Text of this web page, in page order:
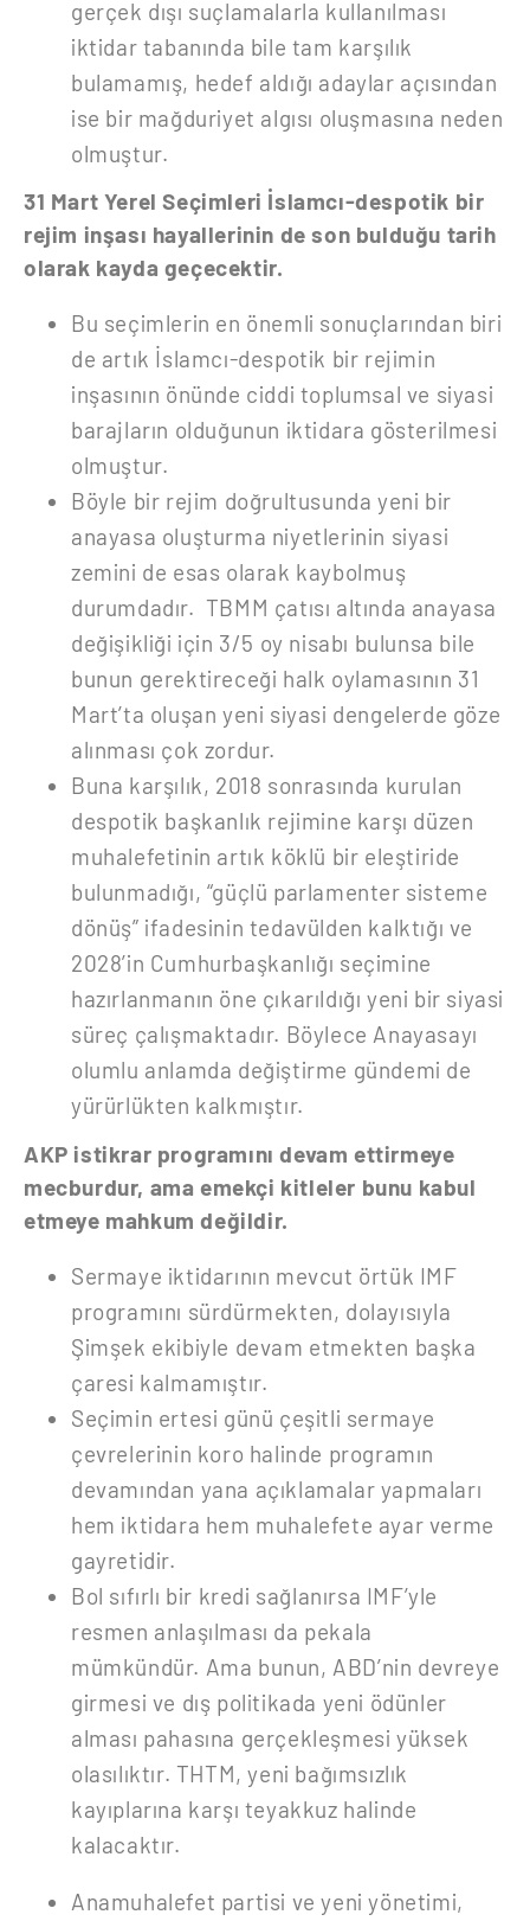
gerçek dışı suçlamalarla kullanılması
iktidar tabanında bile tam karşılık
bulamamış, hedef aldığı adaylar açısından
ise bir mağduriyet algısı oluşmasına neden
olmuştur.
31 Mart Yerel Seçimleri İslamcı-despotik bir
rejim inşası hayallerinin de son bulduğu tarih
olarak kayda geçecektir.
Bu seçimlerin en önemli sonuçlarından biri
de artık İslamcı-despotik bir rejimin
inşasının önünde ciddi toplumsal ve siyasi
barajların olduğunun iktidara gösterilmesi
olmuştur.
Böyle bir rejim doğrultusunda yeni bir
anayasa oluşturma niyetlerinin siyasi
zemini de esas olarak kaybolmuş
durumdadır. TBMM çatısı altında anayasa
değişikliği için 3/5 oy nisabı bulunsa bile
bunun gerektireceği halk oylamasının 31
Mart’ta oluşan yeni siyasi dengelerde göze
alınması çok zordur.
Buna karşılık, 2018 sonrasında kurulan
despotik başkanlık rejimine karşı düzen
muhalefetinin artık köklü bir eleştiride
bulunmadığı, “güçlü parlamenter sisteme
dönüş” ifadesinin tedavülden kalktığı ve
2028’in Cumhurbaşkanlığı seçimine
hazırlanmanın öne çıkarıldığı yeni bir siyasi
süreç çalışmaktadır. Böylece Anayasayı
olumlu anlamda değiştirme gündemi de
yürürlükten kalkmıştır.
AKP istikrar programını devam ettirmeye
mecburdur, ama emekçi kitleler bunu kabul
etmeye mahkum değildir.
Sermaye iktidarının mevcut örtük IMF
programını sürdürmekten, dolayısıyla
Şimşek ekibiyle devam etmekten başka
çaresi kalmamıştır.
Seçimin ertesi günü çeşitli sermaye
çevrelerinin koro halinde programın
devamından yana açıklamalar yapmaları
hem iktidara hem muhalefete ayar verme
gayretidir.
Bol sıfırlı bir kredi sağlanırsa IMF’yle
resmen anlaşılması da pekala
mümkündür. Ama bunun, ABD’nin devreye
girmesi ve dış politikada yeni ödünler
alması pahasına gerçekleşmesi yüksek
olasılıktır. THTM, yeni bağımsızlık
kayıplarına karşı teyakkuz halinde
kalacaktır.
Anamuhalefet partisi ve yeni yönetimi,